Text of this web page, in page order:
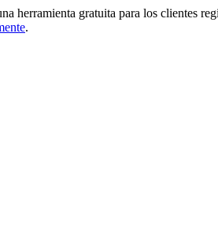
herramienta gratuita para los clientes
.